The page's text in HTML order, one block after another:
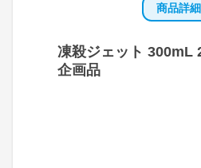
商品詳細
凍殺ジェット 300mL
企画品